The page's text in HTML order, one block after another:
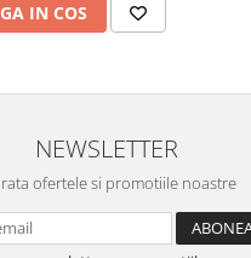
IN COS
NEWSLETTER
ofertele si promotiile noastre